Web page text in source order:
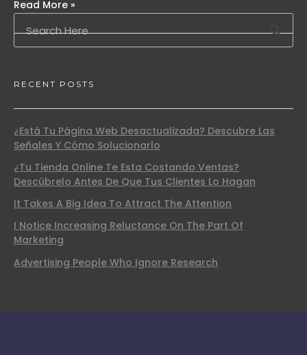
Read More »
RECENT POSTS
¿Está Tu Página Web Desactualizada? Descubre Las
Señales Y Cómo Solucionarlo
¿Tu Tienda Online Te Esta Costando Ventas?
Descúbrelo Antes De Que Tus Clientes Lo Hagan
It Takes A Big Idea To Attract The Attention
I Notice Increasing Reluctance On The Part Of
Marketing
Advertising People Who Ignore Research